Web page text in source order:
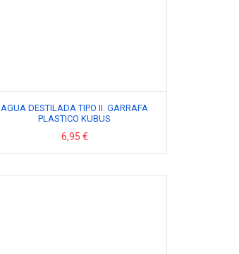
AGUA DESTILADA TIPO II. GARRAFA
PLASTICO KUBUS
6,95 €